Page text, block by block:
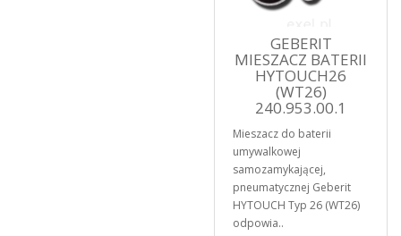
GEBERIT
MIESZACZ BATERII
HYTOUCH26
(WT26)
240.953.00.1
Mieszacz do baterii
umywalkowej
samozamykającej,
pneumatycznej Geberit
HYTOUCH Typ 26 (WT26)
odpowia..